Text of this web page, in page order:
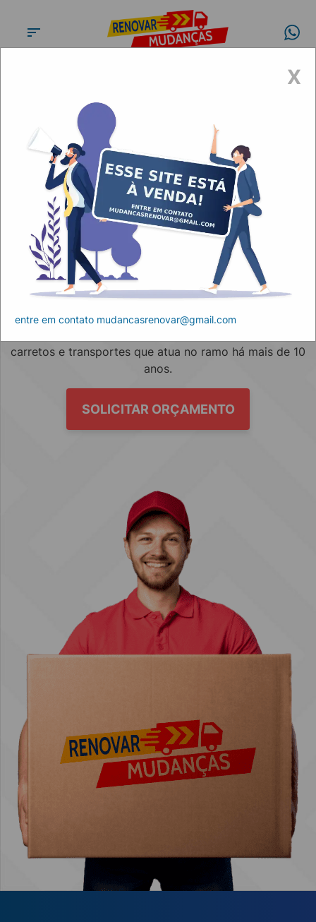
Conheça a
Renovar
Mudanças
carretos e transportes que atua no ramo há mais de 10
anos.
SOLICITAR ORÇAMENTO
X
entre em contato mudancasrenovar@gmail.com